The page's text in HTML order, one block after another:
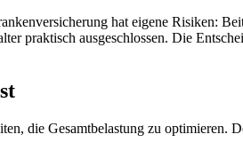
hat eigene Risiken:
praktisch ausgeschlossen. Die
die Gesamtbelastung zu optimieren.